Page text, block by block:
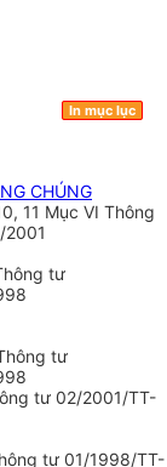
In mục lục
CHÚNG
11 Mục VI Thông
tư
tư
tư 02/2001/TT-
tư 01/1998/TT-